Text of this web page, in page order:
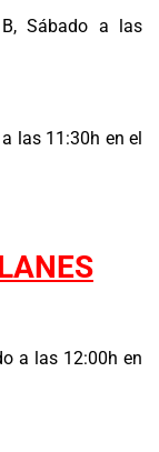
B, Sábado a las
a las 11:30h en el
a las 12:00h en